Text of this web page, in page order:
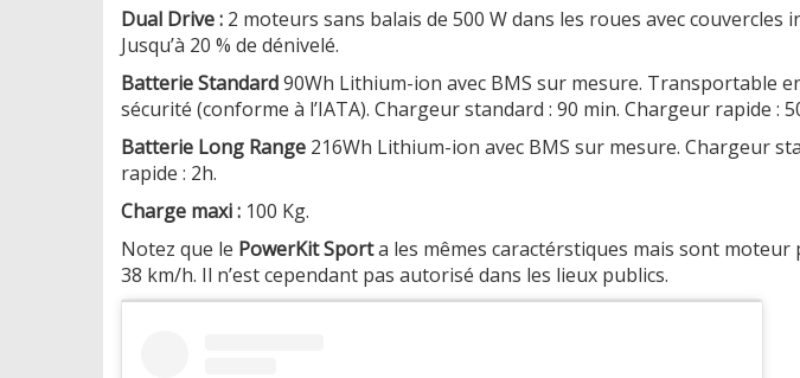
Dual Drive : 2 moteurs sans balais de 500 W dans les roues avec couvercles
Jusqu’à 20 % de dénivelé.
Batterie Standard90Wh Lithium-ion avec BMS sur mesure. Transportable
sécurité (conforme à l’IATA). Chargeur standard : 90 min. Chargeur rapide :
Batterie Long Range 216Wh Lithium-ion avec BMS sur mesure. Chargeur
rapide : 2h.
Charge maxi : 100 Kg.
Notez que le PowerKit Sporta les mêmes caractérstiques mais sont moteur
38 km/h. Il n’est cependant pas autorisé dans les lieux publics.